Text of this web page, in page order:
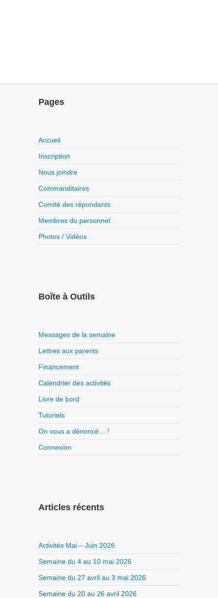
Pages
Accueil
Inscription
Nous joindre
Commanditaires
Comité des répondants
Membres du personnel
Photos / Vidéos
Boîte à Outils
Messages de la semaine
Lettres aux parents
Financement
Calendrier des activités
Livre de bord
Tutoriels
On vous a dénoncé… !
Connexion
Articles récents
Activités Mai – Juin 2026
Semaine du 4 au 10 mai 2026
Semaine du 27 avril au 3 mai 2026
Semaine du 20 au 26 avril 2026